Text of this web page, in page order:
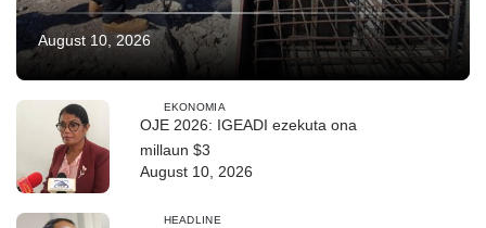
August 10, 2026
EKONOMIA
OJE 2026: IGEADI ezekuta ona
millaun $3
August 10, 2026
HEADLINE